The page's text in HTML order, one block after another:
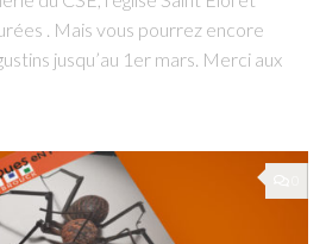
. Mais vous pourrez encore
jusqu’au 1er mars. Merci aux